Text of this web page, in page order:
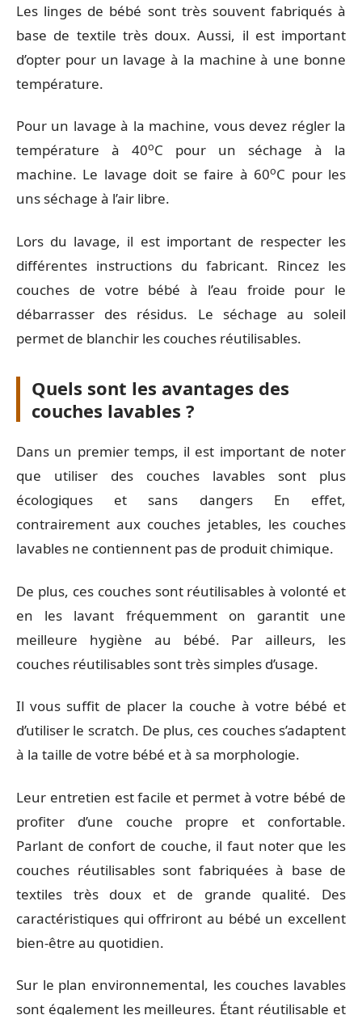
Les linges de bébé sont très souvent fabriqués à
base de textile très doux. Aussi, il est important
d’opter pour un lavage à la machine à une bonne
température.
Pour un lavage à la machine, vous devez régler la
température à 40oC pour un séchage à la
machine. Le lavage doit se faire à 60oC pour les
uns séchage à l’air libre.
Lors du lavage, il est important de respecter les
différentes instructions du fabricant. Rincez les
couches de votre bébé à l’eau froide pour le
débarrasser des résidus. Le séchage au soleil
permet de blanchir les couches réutilisables.
Quels sont les avantages des
couches lavables ?
Dans un premier temps, il est important de noter
que utiliser des couches lavables sont plus
écologiques et sans dangers En effet,
contrairement aux couches jetables, les couches
lavables ne contiennent pas de produit chimique.
De plus, ces couches sont réutilisables à volonté et
en les lavant fréquemment on garantit une
meilleure hygiène au bébé. Par ailleurs, les
couches réutilisables sont très simples d’usage.
Il vous suffit de placer la couche à votre bébé et
d’utiliser le scratch. De plus, ces couches s’adaptent
à la taille de votre bébé et à sa morphologie.
Leur entretien est facile et permet à votre bébé de
profiter d’une couche propre et confortable.
Parlant de confort de couche, il faut noter que les
couches réutilisables sont fabriquées à base de
textiles très doux et de grande qualité. Des
caractéristiques qui offriront au bébé un excellent
bien-être au quotidien.
Sur le plan environnemental, les couches lavables
sont également les meilleures. Étant réutilisable et